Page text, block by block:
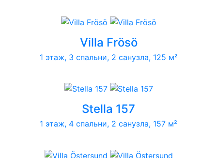
Villa Frösö
1 этаж, 3 спальни, 2 санузла, 125 м²
Stella 157
1 этаж, 4 спальни, 2 санузла, 157 м²